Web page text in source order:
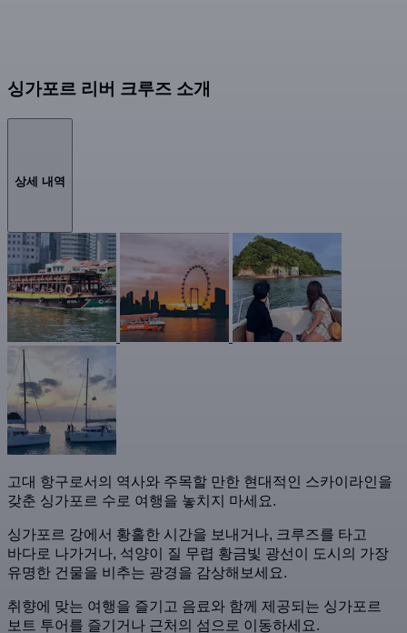
싱가포르 리버 크루즈 소개
상세 내역
고대 항구로서의 역사와 주목할 만한 현대적인 스카이라인을
갖춘 싱가포르 수로 여행을 놓치지 마세요.
싱가포르 강에서 황홀한 시간을 보내거나, 크루즈를 타고
바다로 나가거나, 석양이 질 무렵 황금빛 광선이 도시의 가장
유명한 건물을 비추는 광경을 감상해보세요.
취향에 맞는 여행을 즐기고 음료와 함께 제공되는 싱가포르
보트 투어를 즐기거나 근처의 섬으로 이동하세요.